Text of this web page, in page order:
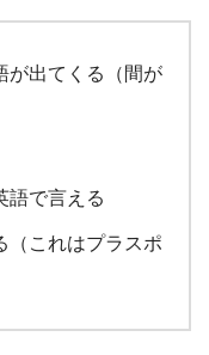
が出てくる（間が
語で言える
（これはプラスポ